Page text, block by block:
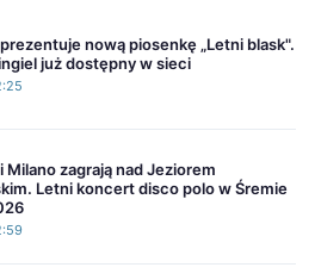
nową piosenkę „Letni blask".
już dostępny w sieci
Milano zagrają nad Jeziorem
Letni koncert disco polo w Śremie